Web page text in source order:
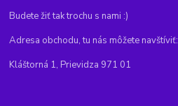
Budete žiť tak trochu s nami :)
Adresa obchodu, tu nás môžete navštíviť:
Kláštorná 1, Prievidza 971 01